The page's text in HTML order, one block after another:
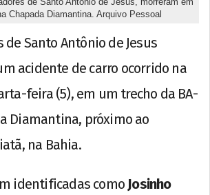
Chapada Diamantina. Arquivo Pessoal
de Santo Antônio de Jesus
acidente de carro ocorrido na
feira (5), em um trecho da BA-
Diamantina, próximo ao
na Bahia.
identificadas como Josinho